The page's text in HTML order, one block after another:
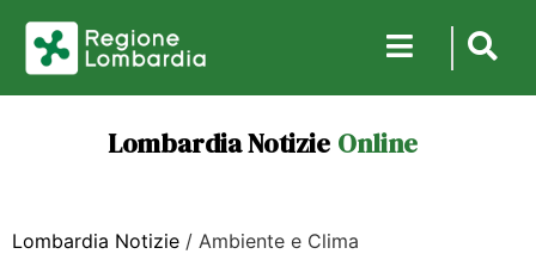
Lombardia Notizie Online
Lombardia Notizie / Ambiente e Clima